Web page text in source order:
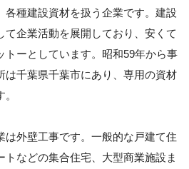
各種建設資材を扱う企業です。建設
て企業活動を展開しており、安くて
トーとしています。昭和59年から事
は千葉県千葉市にあり、専用の資材
は外壁工事です。一般的な戸建て住
などの集合住宅、大型商業施設ま